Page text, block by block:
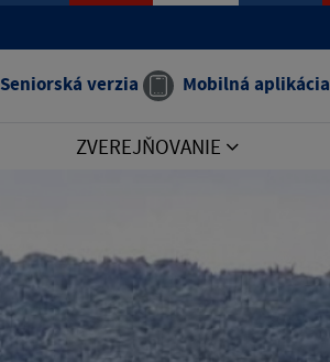
Seniorská verzia Mobilná aplikácia
ZVEREJŇOVANIE